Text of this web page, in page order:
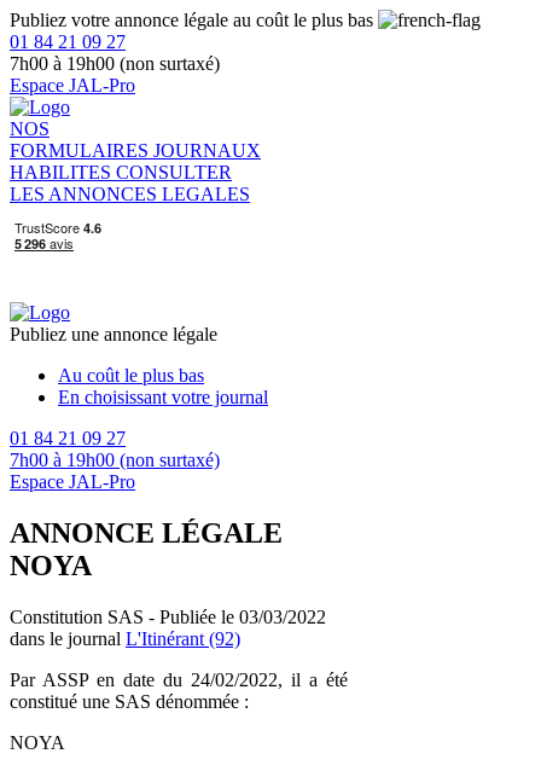
Publiez votre annonce légale au coût le plus bas
01 84 21 09 27
7h00 à 19h00 (non surtaxé)
Espace JAL-Pro
NOS
FORMULAIRES JOURNAUX
HABILITES CONSULTER
LES ANNONCES LEGALES
Publiez une annonce légale
Au coût le plus bas
En choisissant votre journal
01 84 21 09 27
7h00 à 19h00 (non surtaxé)
Espace JAL-Pro
ANNONCE LÉGALE
NOYA
Constitution SAS - Publiée le 03/03/2022
dans le journal L'Itinérant (92)
Par ASSP en date du 24/02/2022, il a été
constitué une SAS dénommée :
NOYA